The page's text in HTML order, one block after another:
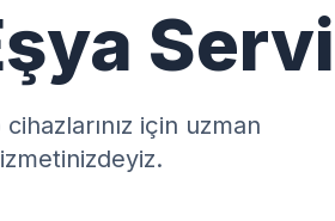
için uzman